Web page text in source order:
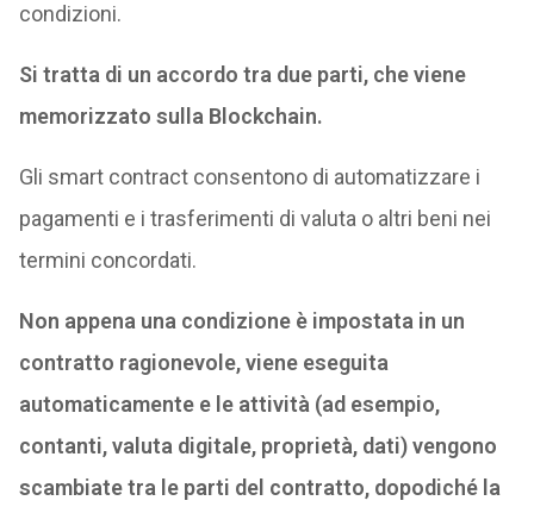
condizioni.
Si tratta di un accordo tra due parti, che viene
memorizzato sulla Blockchain.
Gli smart contract consentono di automatizzare i
pagamenti e i trasferimenti di valuta o altri beni nei
termini concordati.
Non appena una condizione è impostata in un
contratto ragionevole, viene eseguita
automaticamente e le attività (ad esempio,
contanti, valuta digitale, proprietà, dati) vengono
scambiate tra le parti del contratto, dopodiché la